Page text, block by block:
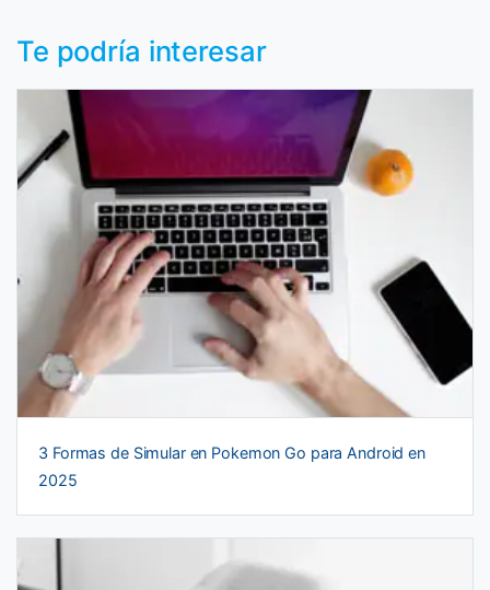
Te podría interesar
3 Formas de Simular en Pokemon Go para Android en
2025